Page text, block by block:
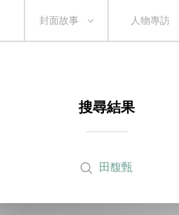
封面故事 人物專訪
搜尋結果
田馥甄